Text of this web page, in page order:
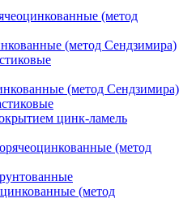
(метод
(метод Сендзимира)
(метод Сендзимира)
цинк-ламель
(метод
(метод